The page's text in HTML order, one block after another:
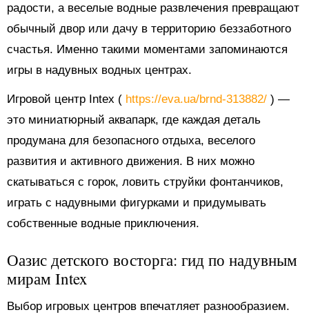
радости, а веселые водные развлечения превращают
обычный двор или дачу в территорию беззаботного
счастья. Именно такими моментами запоминаются
игры в надувных водных центрах.
Игровой центр Intex ( https://eva.ua/brnd-313882/ ) —
это миниатюрный аквапарк, где каждая деталь
продумана для безопасного отдыха, веселого
развития и активного движения. В них можно
скатываться с горок, ловить струйки фонтанчиков,
играть с надувными фигурками и придумывать
собственные водные приключения.
Оазис детского восторга: гид по надувным
мирам Intex
Выбор игровых центров впечатляет разнообразием.